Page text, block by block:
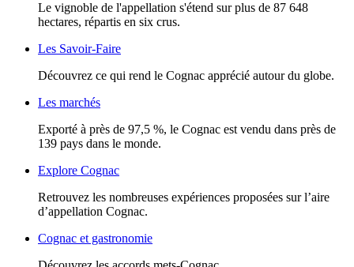
Le vignoble de l'appellation s'étend sur plus de 87 648
hectares, répartis en six crus.
Les Savoir-Faire
Découvrez ce qui rend le Cognac apprécié autour du globe.
Les marchés
Exporté à près de 97,5 %, le Cognac est vendu dans près de
139 pays dans le monde.
Explore Cognac
Retrouvez les nombreuses expériences proposées sur l’aire
d’appellation Cognac.
Cognac et gastronomie